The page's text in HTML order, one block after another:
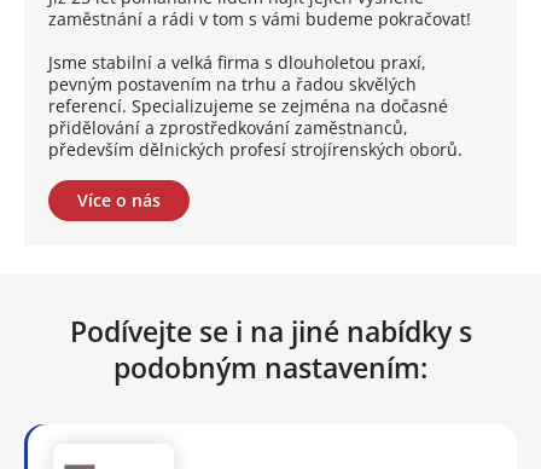
zaměstnání a rádi v tom s vámi budeme pokračovat!
Jsme stabilní a velká firma s dlouholetou praxí,
pevným postavením na trhu a řadou skvělých
referencí. Specializujeme se zejména na dočasné
přidělování a zprostředkování zaměstnanců,
především dělnických profesí strojírenských oborů.
Více o nás
Podívejte se i na jiné nabídky s
podobným nastavením: